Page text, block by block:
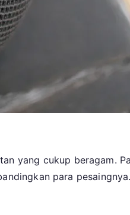
yang cukup beragam.
para